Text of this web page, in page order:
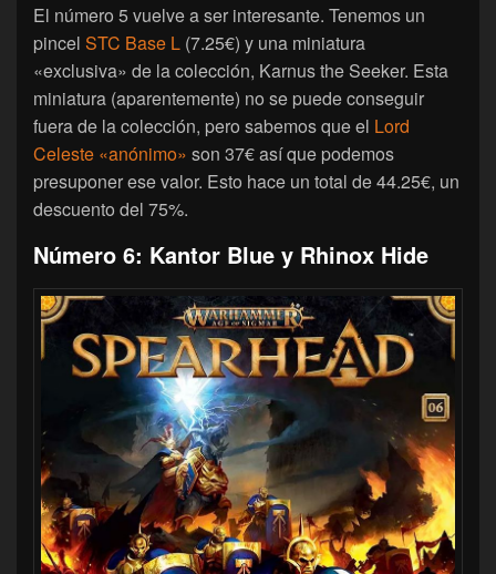
El número 5 vuelve a ser interesante. Tenemos un
pincel STC Base L (7.25€) y una miniatura
«exclusiva» de la colección, Karnus the Seeker. Esta
miniatura (aparentemente) no se puede conseguir
fuera de la colección, pero sabemos que el Lord
Celeste «anónimo» son 37€ así que podemos
presuponer ese valor. Esto hace un total de 44.25€, un
descuento del 75%.
Número 6: Kantor Blue y Rhinox Hide